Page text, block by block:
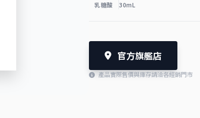
乳糖酸 30mL
官方旗艦店
產品實際售價與庫存請洽各經銷門市